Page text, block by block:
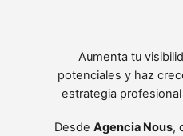
Aumenta tu
potenciales y haz
estrategia
Desde Agencia Nous,